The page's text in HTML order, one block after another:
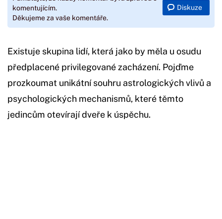
komentujícím.
Děkujeme za vaše komentáře.
Diskuze
Existuje skupina lidí, která jako by měla u osudu
předplacené privilegované zacházení. Pojďme
prozkoumat unikátní souhru astrologických vlivů a
psychologických mechanismů, které těmto
jedincům otevírají dveře k úspěchu.